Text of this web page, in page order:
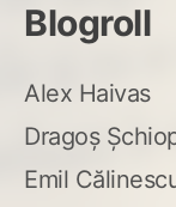
Blogroll
Alex Haivas
Dragoș
Emil